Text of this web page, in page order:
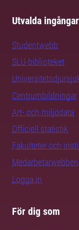
Utvalda ingångar
Studentwebb
SLU-biblioteket
Centrumbildningar
Art- och miljödata
Officiell statistik
Fakulteter och
Medarbetarwebben
Logga in
För dig som